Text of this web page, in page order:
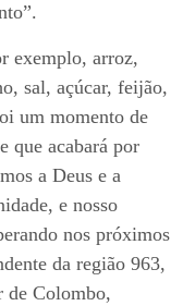
exemplo, arroz,
sal, açúcar, feijão,
um momento de
que acabará por
a Deus e a
e nosso
nos próximos
da região 963,
de Colombo,